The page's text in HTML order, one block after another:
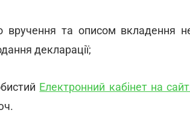
та описом вкладення
декларації;
Електронний кабінет на